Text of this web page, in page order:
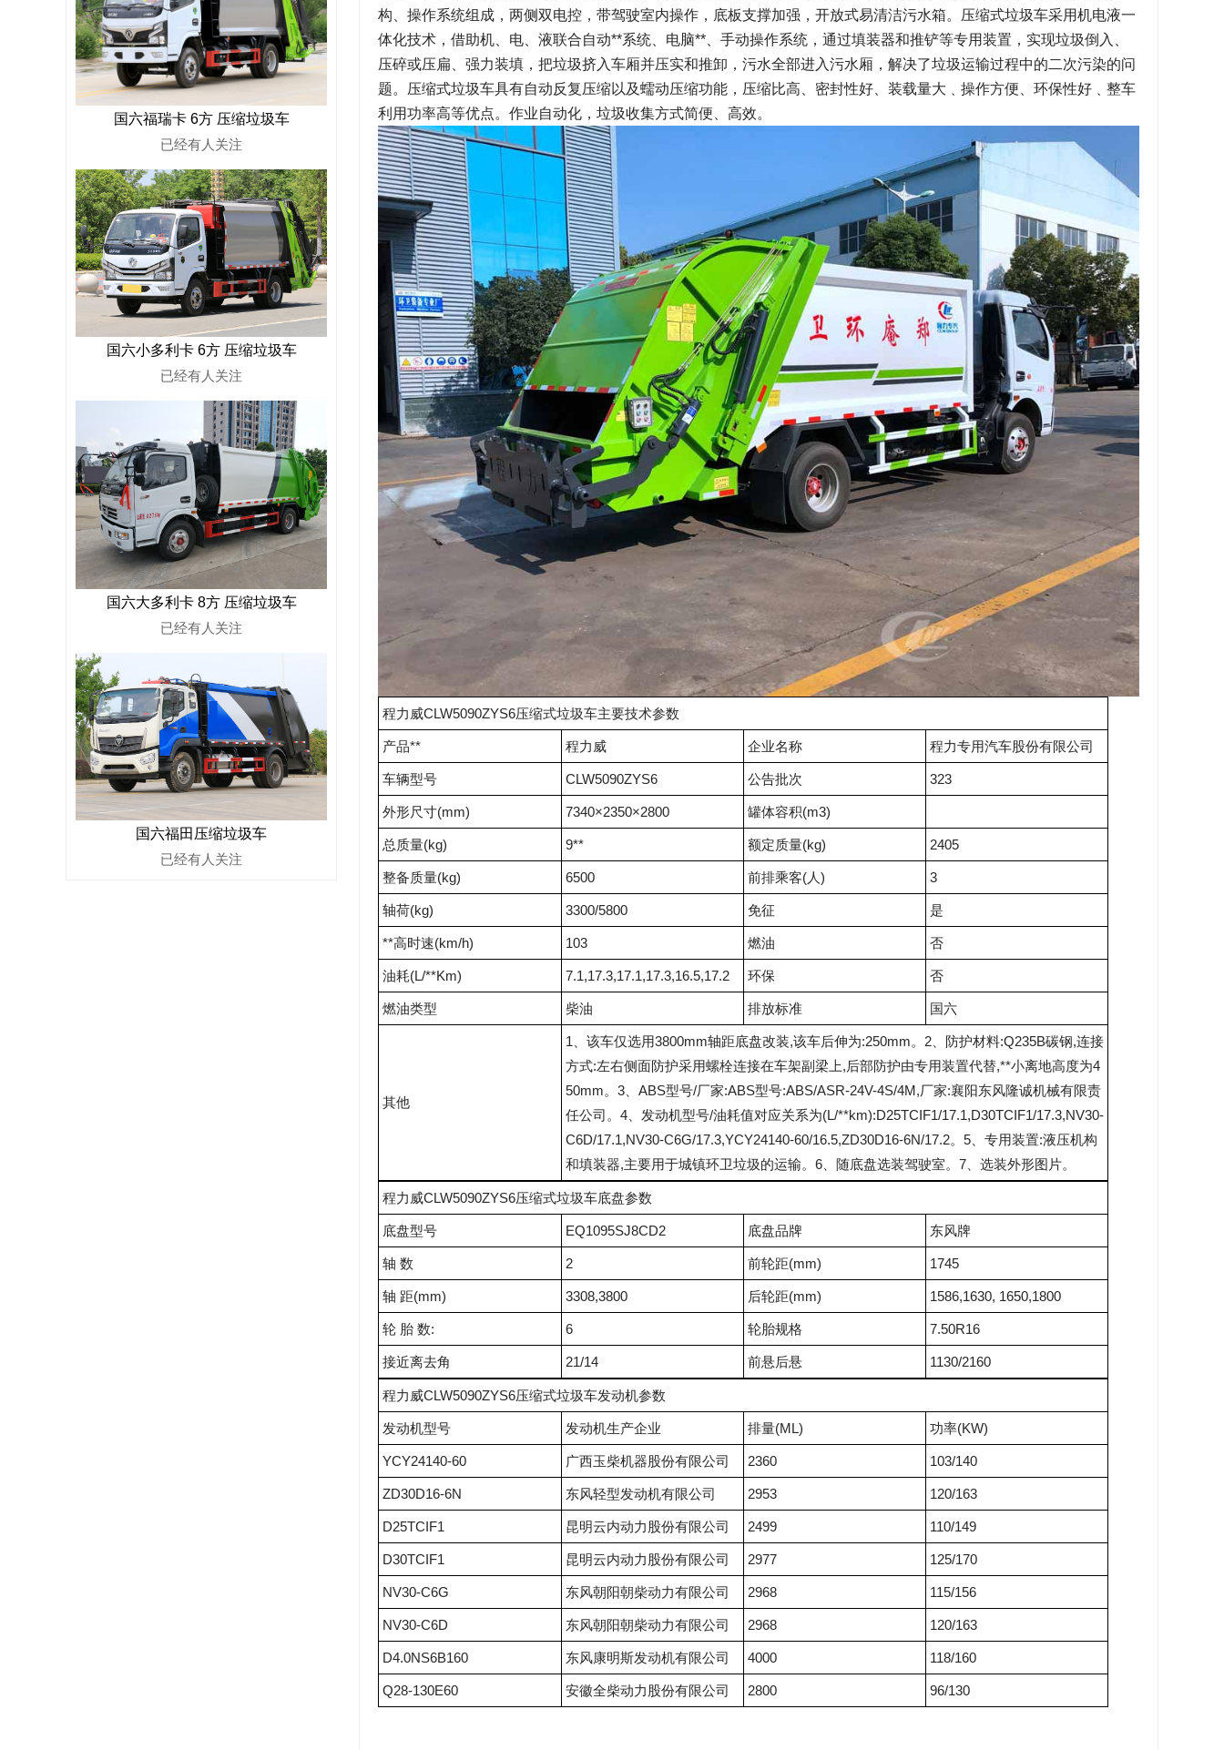
构、操作系统组成，两侧双电控，带驾驶室内操作，底板支撑加强，开放式易清洁污水箱。压缩式垃圾车采用机电液一
体化技术，借助机、电、液联合自动**系统、电脑**、手动操作系统，通过填装器和推铲等专用装置，实现垃圾倒入、
压碎或压扁、强力装填，把垃圾挤入车厢并压实和推卸，污水全部进入污水厢，解决了垃圾运输过程中的二次污染的问
题。压缩式垃圾车具有自动反复压缩以及蠕动压缩功能，压缩比高、密封性好、装载量大﹑操作方便、环保性好﹑整车
利用功率高等优点。作业自动化，垃圾收集方式简便、高效。
程力威CLW5090ZYS6压缩式垃圾车主要技术参数
产品** 程力威 企业名称 程力专用汽车股份有限公司
车辆型号 CLW5090ZYS6 公告批次 323
外形尺寸(mm) 7340×2350×2800 罐体容积(m3)
总质量(kg) 9** 额定质量(kg) 2405
整备质量(kg) 6500 前排乘客(人) 3
轴荷(kg) 3300/5800 免征 是
**高时速(km/h) 103 燃油 否
油耗(L/**Km) 7.1,17.3,17.1,17.3,16.5,17.2 环保 否
燃油类型 柴油 排放标准 国六
其他
1、该车仅选用3800mm轴距底盘改装,该车后伸为:250mm。2、防护材料:Q235B碳钢,连接
方式:左右侧面防护采用螺栓连接在车架副梁上,后部防护由专用装置代替,**小离地高度为4
50mm。3、ABS型号/厂家:ABS型号:ABS/ASR-24V-4S/4M,厂家:襄阳东风隆诚机械有限责
任公司。4、发动机型号/油耗值对应关系为(L/**km):D25TCIF1/17.1,D30TCIF1/17.3,NV30-
C6D/17.1,NV30-C6G/17.3,YCY24140-60/16.5,ZD30D16-6N/17.2。5、专用装置:液压机构
和填装器,主要用于城镇环卫垃圾的运输。6、随底盘选装驾驶室。7、选装外形图片。
程力威CLW5090ZYS6压缩式垃圾车底盘参数
底盘型号 EQ1095SJ8CD2 底盘品牌 东风牌
轴 数 2 前轮距(mm) 1745
轴 距(mm) 3308,3800 后轮距(mm) 1586,1630, 1650,1800
轮 胎 数: 6 轮胎规格 7.50R16
接近离去角 21/14 前悬后悬 1130/2160
程力威CLW5090ZYS6压缩式垃圾车发动机参数
发动机型号 发动机生产企业 排量(ML) 功率(KW)
YCY24140-60 广西玉柴机器股份有限公司 2360 103/140
ZD30D16-6N 东风轻型发动机有限公司 2953 120/163
D25TCIF1 昆明云内动力股份有限公司 2499 110/149
D30TCIF1 昆明云内动力股份有限公司 2977 125/170
NV30-C6G 东风朝阳朝柴动力有限公司 2968 115/156
NV30-C6D 东风朝阳朝柴动力有限公司 2968 120/163
D4.0NS6B160 东风康明斯发动机有限公司 4000 118/160
Q28-130E60 安徽全柴动力股份有限公司 2800 96/130
国六福瑞卡 6方 压缩垃圾车
已经有人关注
国六小多利卡 6方 压缩垃圾车
已经有人关注
国六大多利卡 8方 压缩垃圾车
已经有人关注
国六福田压缩垃圾车
已经有人关注